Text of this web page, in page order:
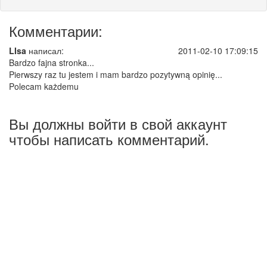
Комментарии:
LIsa написал:
2011-02-10 17:09:15
Bardzo fajna stronka...
Pierwszy raz tu jestem i mam bardzo pozytywną opinię...
Polecam każdemu
Вы должны войти в свой аккаунт
чтобы написать комментарий.